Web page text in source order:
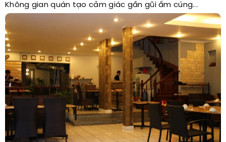
Không gian quán tạo cảm giác gần gũi ấm cúng...